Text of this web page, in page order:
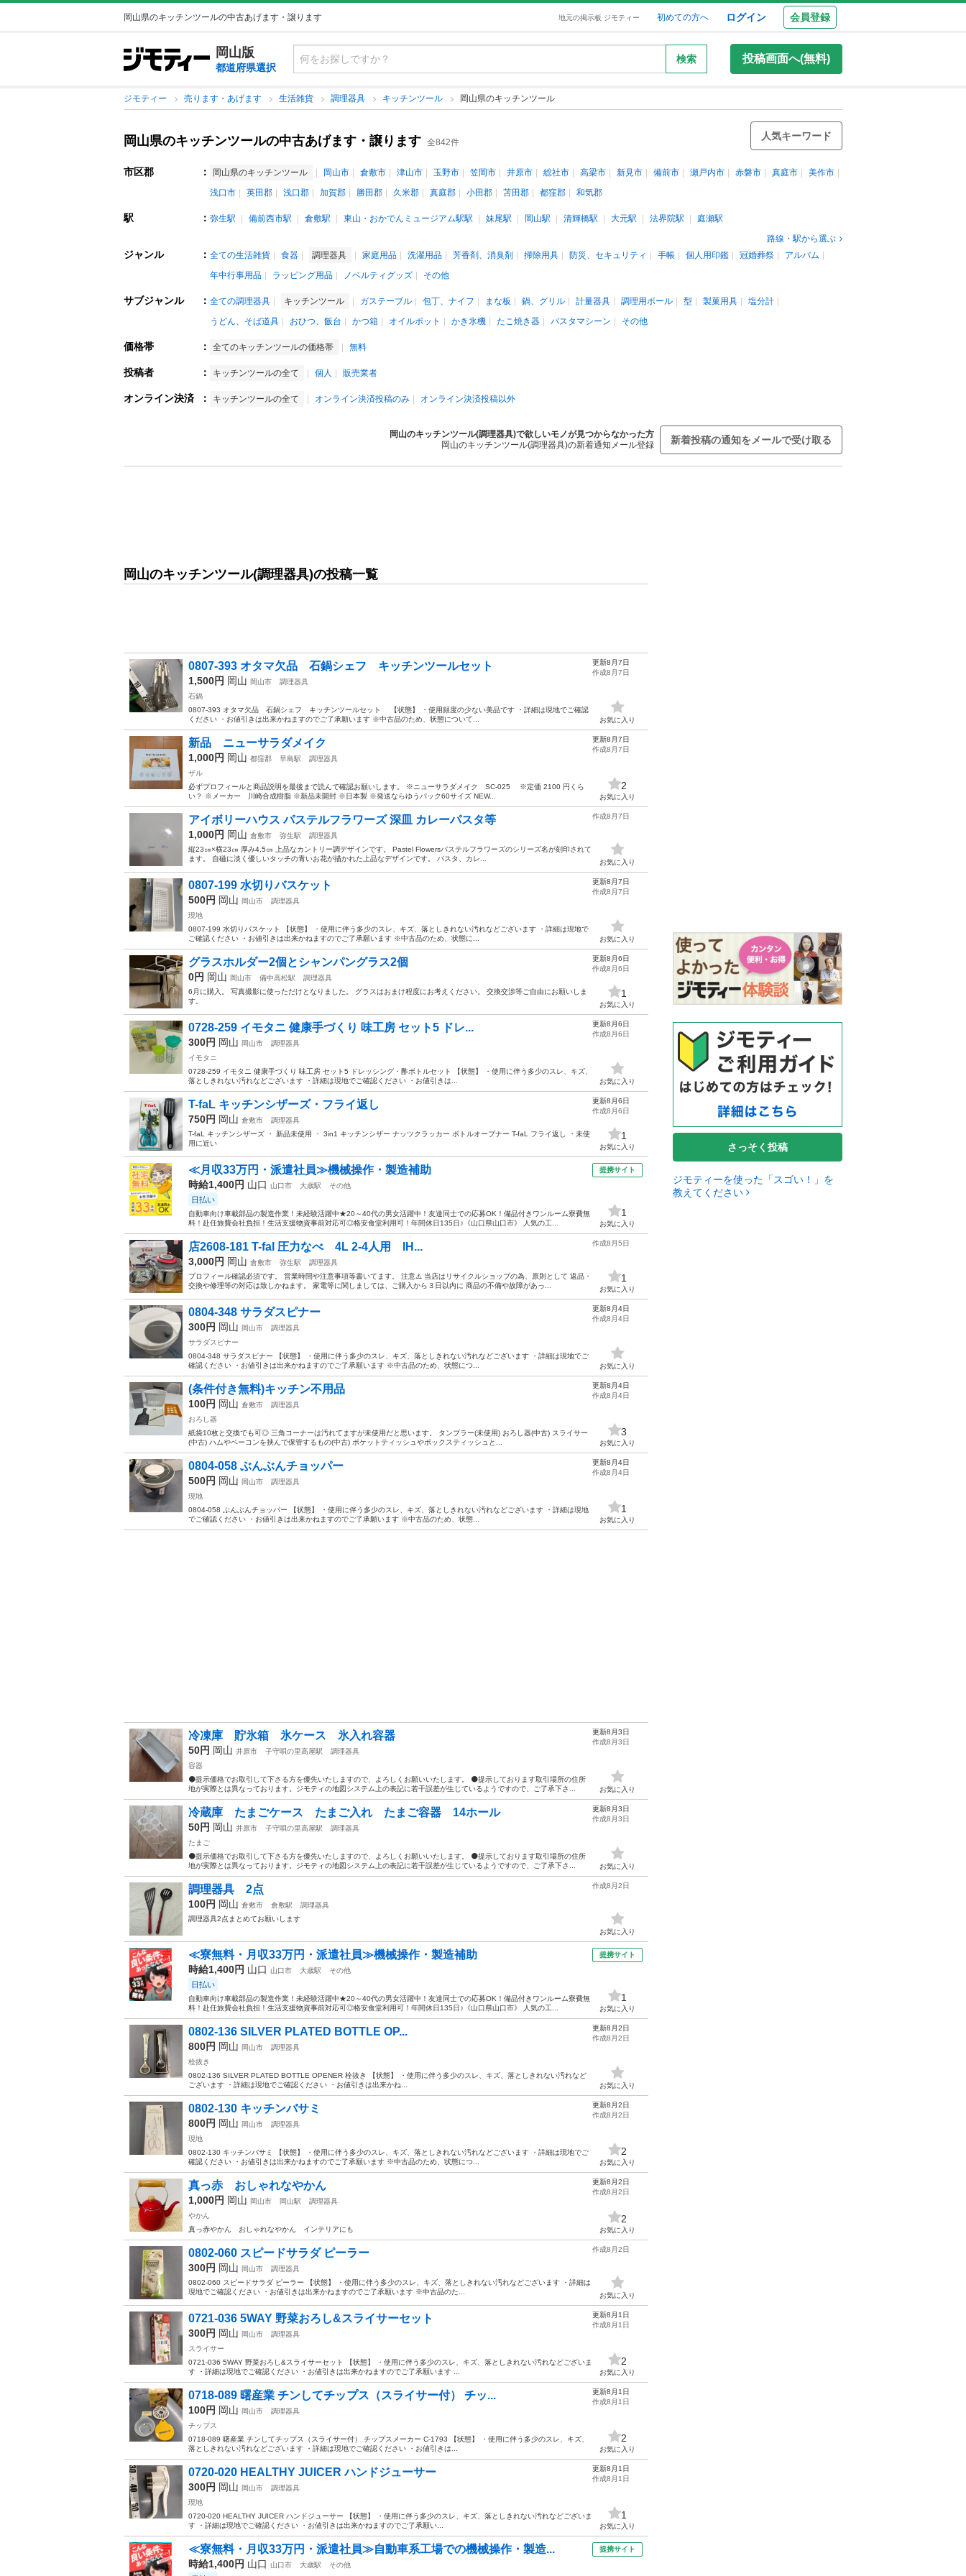
岡山県のキッチンツールの中古あげます・譲ります 地元の掲示板 ジモティー 初めての方へ ログイン 会員登録
岡山版
都道府県選択
検索 投稿画面へ(無料)
ジモティー 売ります・あげます 生活雑貨 調理器具 キッチンツール 岡山県のキッチンツール
岡山県のキッチンツールの中古あげます・譲ります 全842件
人気キーワード
市区郡 ： 岡山県のキッチンツール 岡山市 倉敷市 津山市 玉野市 笠岡市 井原市 総社市 高梁市 新見市 備前市 瀬戸内市 赤磐市 真庭市
美作市
浅口市
英田郡 浅口郡 加賀郡 勝田郡 久米郡 真庭郡 小田郡 苫田郡 都窪郡 和気郡
駅 ： 弥生駅 備前西市駅 倉敷駅 東山・おかでんミュージアム駅駅 妹尾駅 岡山駅 清輝橋駅 大元駅 法界院駅
庭瀬駅
路線・駅から選ぶ
ジャンル ： 全ての生活雑貨 食器 調理器具 家庭用品 洗濯用品 芳香剤、消臭剤 掃除用具 防災、セキュリティ 手帳 個人用印鑑 冠婚葬祭
アルバム
年中行事用品
ラッピング用品 ノベルティグッズ その他
サブジャンル ： 全ての調理器具 キッチンツール ガステーブル 包丁、ナイフ まな板 鍋、グリル 計量器具 調理用ボール 型 製菓用具
塩分計
うどん、そば道具
おひつ、飯台 かつ箱 オイルポット かき氷機 たこ焼き器 パスタマシーン その他
価格帯 ： 全てのキッチンツールの価格帯 無料
投稿者 ： キッチンツールの全て 個人 販売業者
オンライン決済 ： キッチンツールの全て オンライン決済投稿のみ オンライン決済投稿以外
岡山のキッチンツール(調理器具)で欲しいモノが見つからなかった方
岡山のキッチンツール(調理器具)の新着通知メール登録
新着投稿の通知をメールで受け取る
岡山のキッチンツール(調理器具)の投稿一覧
0807-393 オタマ欠品 石鍋シェフ キッチンツールセット
1,500円 岡山 岡山市
調理器具
石鍋
0807-393 オタマ欠品 石鍋シェフ キッチンツールセット 【状態】 ・使用頻度の少ない美品です ・詳細は現地でご確認
ください ・お値引きは出来かねますのでご了承願います ※中古品のため、状態について...
更新8月7日
作成8月7日
お気に入り
新品 ニューサラダメイク
1,000円 岡山 都窪郡 早島駅
調理器具
ザル
必ずプロフィールと商品説明を最後まで読んで確認お願いします。 ※ニューサラダメイク SC-025 ※定価 2100 円くら
い？ ※メーカー 川崎合成樹脂 ※新品未開封 ※日本製 ※発送ならゆうパック60サイズ NEW...
更新8月7日
作成8月7日
2
お気に入り
アイボリーハウス パステルフラワーズ 深皿 カレーパスタ等
1,000円 岡山 倉敷市 弥生駅
調理器具
縦23㎝×横23㎝ 厚み4,5㎝ 上品なカントリー調デザインです。 Pastel Flowersパステルフラワーズのシリーズ名が刻印されて
ます。 自磁に淡く優しいタッチの青いお花が描かれた上品なデザインです。 パスタ、カレ...
作成8月7日
お気に入り
0807-199 水切りバスケット
500円 岡山 岡山市
調理器具
現地
0807-199 水切りバスケット 【状態】 ・使用に伴う多少のスレ、キズ、落としきれない汚れなどございます ・詳細は現地で
ご確認ください ・お値引きは出来かねますのでご了承願います ※中古品のため、状態に...
更新8月7日
作成8月7日
お気に入り
グラスホルダー2個とシャンパングラス2個
0円 岡山 岡山市 備中高松駅
調理器具
6月に購入。 写真撮影に使っただけとなりました。 グラスはおまけ程度にお考えください。 交換交渉等ご自由にお願いしま
す。
更新8月6日
作成8月6日
1
お気に入り
0728-259 イモタニ 健康手づくり 味工房 セット5 ドレ...
300円 岡山 岡山市
調理器具
イモタニ
0728-259 イモタニ 健康手づくり 味工房 セット5 ドレッシング・酢ボトルセット 【状態】 ・使用に伴う多少のスレ、キズ、
落としきれない汚れなどございます ・詳細は現地でご確認ください ・お値引きは...
更新8月6日
作成8月6日
お気に入り
T-faL キッチンシザーズ・フライ返し
750円 岡山 倉敷市
調理器具
T-faL キッチンシザーズ ・ 新品未使用 ・ 3in1 キッチンシザー ナッツクラッカー ボトルオープナー T-faL フライ返し ・未使
用に近い
更新8月6日
作成8月6日
1
お気に入り
≪月収33万円・派遣社員≫機械操作・製造補助
時給1,400円 山口 山口市 大歳駅 その他
日払い
自動車向け車載部品の製造作業！未経験活躍中★20～40代の男女活躍中！友達同士での応募OK！備品付きワンルーム寮費無
料！赴任旅費会社負担！生活支援物資事前対応可◎格安食堂利用可！年間休日135日♪《山口県山口市》 人気の工...
提携サイト
1
お気に入り
店2608-181 T-fal 圧力なべ 4L 2-4人用 IH...
3,000円 岡山 倉敷市 弥生駅
調理器具
プロフィール確認必須です。 営業時間や注意事項等書いてます。 注意⚠️ 当店はリサイクルショップの為、原則として 返品・
交換や修理等の対応は致しかねます。 家電等に関しましては、ご購入から３日以内に 商品の不備や故障があっ...
作成8月5日
1
お気に入り
0804-348 サラダスピナー
300円 岡山 岡山市
調理器具
サラダスピナー
0804-348 サラダスピナー 【状態】 ・使用に伴う多少のスレ、キズ、落としきれない汚れなどございます ・詳細は現地でご
確認ください ・お値引きは出来かねますのでご了承願います ※中古品のため、状態につ...
更新8月4日
作成8月4日
お気に入り
(条件付き無料)キッチン不用品
100円 岡山 倉敷市
調理器具
おろし器
紙袋10枚と交換でも可◎ 三角コーナーは汚れてますが未使用だと思います。 タンブラー(未使用) おろし器(中古) スライサー
(中古) ハムやベーコンを挟んで保管するもの(中古) ポケットティッシュやボックスティッシュと...
更新8月4日
作成8月4日
3
お気に入り
0804-058 ぶんぶんチョッパー
500円 岡山 岡山市
調理器具
現地
0804-058 ぶんぶんチョッパー 【状態】 ・使用に伴う多少のスレ、キズ、落としきれない汚れなどございます ・詳細は現地
でご確認ください ・お値引きは出来かねますのでご了承願います ※中古品のため、状態...
更新8月4日
作成8月4日
1
お気に入り
冷凍庫 貯氷箱 氷ケース 氷入れ容器
50円 岡山 井原市 子守唄の里高屋駅
調理器具
容器
⚫️提示価格でお取引して下さる方を優先いたしますので、よろしくお願いいたします。 ⚫️提示しております取引場所の住所
地が実際とは異なっております。ジモティの地図システム上の表記に若干誤差が生じているようですので、ご了承下さ...
更新8月3日
作成8月3日
お気に入り
冷蔵庫 たまごケース たまご入れ たまご容器 14ホール
50円 岡山 井原市 子守唄の里高屋駅
調理器具
たまご
⚫️提示価格でお取引して下さる方を優先いたしますので、よろしくお願いいたします。 ⚫️提示しております取引場所の住所
地が実際とは異なっております。ジモティの地図システム上の表記に若干誤差が生じているようですので、ご了承下さ...
更新8月3日
作成8月3日
お気に入り
調理器具 2点
100円 岡山 倉敷市 倉敷駅
調理器具
調理器具2点まとめてお願いします
作成8月2日
お気に入り
≪寮無料・月収33万円・派遣社員≫機械操作・製造補助
時給1,400円 山口 山口市 大歳駅 その他
日払い
自動車向け車載部品の製造作業！未経験活躍中★20～40代の男女活躍中！友達同士での応募OK！備品付きワンルーム寮費無
料！赴任旅費会社負担！生活支援物資事前対応可◎格安食堂利用可！年間休日135日♪《山口県山口市》 人気の工...
提携サイト
1
お気に入り
0802-136 SILVER PLATED BOTTLE OP...
800円 岡山 岡山市
調理器具
栓抜き
0802-136 SILVER PLATED BOTTLE OPENER 栓抜き 【状態】 ・使用に伴う多少のスレ、キズ、落としきれない汚れなど
ございます ・詳細は現地でご確認ください ・お値引きは出来かね...
更新8月2日
作成8月2日
お気に入り
0802-130 キッチンバサミ
800円 岡山 岡山市
調理器具
現地
0802-130 キッチンバサミ 【状態】 ・使用に伴う多少のスレ、キズ、落としきれない汚れなどございます ・詳細は現地でご
確認ください ・お値引きは出来かねますのでご了承願います ※中古品のため、状態につ...
更新8月2日
作成8月2日
2
お気に入り
真っ赤 おしゃれなやかん
1,000円 岡山 岡山市 岡山駅
調理器具
やかん
真っ赤やかん おしゃれなやかん インテリアにも
更新8月2日
作成8月2日
2
お気に入り
0802-060 スピードサラダ ピーラー
300円 岡山 岡山市
調理器具
0802-060 スピードサラダ ピーラー 【状態】 ・使用に伴う多少のスレ、キズ、落としきれない汚れなどございます ・詳細は
現地でご確認ください ・お値引きは出来かねますのでご了承願います ※中古品のた...
作成8月2日
お気に入り
0721-036 5WAY 野菜おろし&スライサーセット
300円 岡山 岡山市
調理器具
スライサー
0721-036 5WAY 野菜おろし&スライサーセット 【状態】 ・使用に伴う多少のスレ、キズ、落としきれない汚れなどございま
す ・詳細は現地でご確認ください ・お値引きは出来かねますのでご了承願います ...
更新8月1日
作成8月1日
2
お気に入り
0718-089 曙産業 チンしてチップス（スライサー付） チッ...
100円 岡山 岡山市
調理器具
チップス
0718-089 曙産業 チンしてチップス（スライサー付） チップスメーカー C-1793 【状態】 ・使用に伴う多少のスレ、キズ、
落としきれない汚れなどございます ・詳細は現地でご確認ください ・お値引きは...
更新8月1日
作成8月1日
2
お気に入り
0720-020 HEALTHY JUICER ハンドジューサー
300円 岡山 岡山市
調理器具
現地
0720-020 HEALTHY JUICER ハンドジューサー 【状態】 ・使用に伴う多少のスレ、キズ、落としきれない汚れなどございま
す ・詳細は現地でご確認ください ・お値引きは出来かねますのでご了承願い...
更新8月1日
作成8月1日
1
お気に入り
≪寮無料・月収33万円・派遣社員≫自動車系工場での機械操作・製造...
時給1,400円 山口 山口市 大歳駅 その他
提携サイト
さっそく投稿
ジモティーを使った「スゴい！」を
教えてください